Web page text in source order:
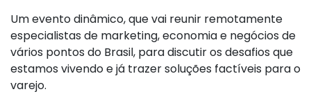
Um evento dinâmico, que vai reunir remotamente
especialistas de marketing, economia e negócios de
vários pontos do Brasil, para discutir os desafios que
estamos vivendo e já trazer soluções factíveis para o
varejo.